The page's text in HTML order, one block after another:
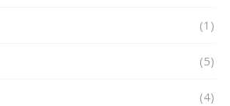
(1)
(5)
(4)